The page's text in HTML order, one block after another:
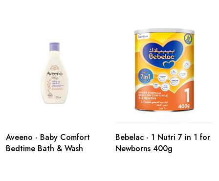
Aveeno - Baby Comfort
Bedtime Bath & Wash
Bebelac - 1 Nutri 7 in 1 for
Newborns 400g